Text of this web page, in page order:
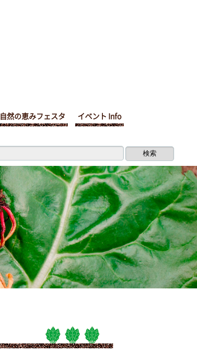
自然の恵みフェスタ イベント Info